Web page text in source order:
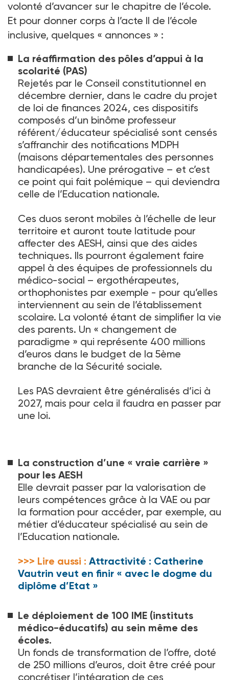
volonté d’avancer sur le chapitre de l’école.
Et pour donner corps à l’acte II de l’école
inclusive, quelques « annonces » :
La réaffirmation des pôles d’appui à la
scolarité (PAS)
Rejetés par le Conseil constitutionnel en
décembre dernier, dans le cadre du projet
de loi de finances 2024, ces dispositifs
composés d’un binôme professeur
référent/éducateur spécialisé sont censés
s’affranchir des notifications MDPH
(maisons départementales des personnes
handicapées). Une prérogative – et c’est
ce point qui fait polémique – qui deviendra
celle de l’Education nationale.
Ces duos seront mobiles à l’échelle de leur
territoire et auront toute latitude pour
affecter des AESH, ainsi que des aides
techniques. Ils pourront également faire
appel à des équipes de professionnels du
médico-social – ergothérapeutes,
orthophonistes par exemple - pour qu’elles
interviennent au sein de l’établissement
scolaire. La volonté étant de simplifier la vie
des parents. Un « changement de
paradigme » qui représente 400 millions
d’euros dans le budget de la 5ème
branche de la Sécurité sociale.
Les PAS devraient être généralisés d’ici à
2027, mais pour cela il faudra en passer par
une loi.
La construction d’une « vraie carrière »
pour les AESH
Elle devrait passer par la valorisation de
leurs compétences grâce à la VAE ou par
la formation pour accéder, par exemple, au
métier d’éducateur spécialisé au sein de
l’Education nationale.
>>> Lire aussi : Attractivité : Catherine
Vautrin veut en finir « avec le dogme du
diplôme d’Etat »
Le déploiement de 100 IME (instituts
médico-éducatifs) au sein même des
écoles.
Un fonds de transformation de l’offre, doté
de 250 millions d’euros, doit être créé pour
concrétiser l’intégration de ces